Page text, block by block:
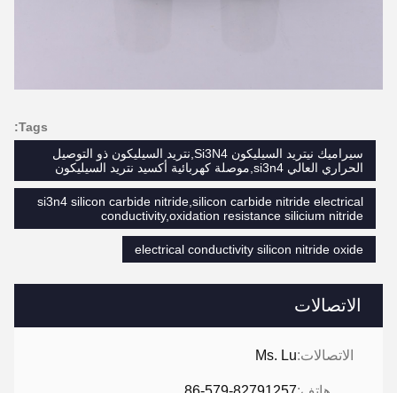
الاتصالات
الاتصالات:Ms. Lu
Tags:
سيراميك نيتريد السيليكون Si3N4,نتريد السيليكون ذو التوصيل
الحراري العالي si3n4,موصلة كهربائية أكسيد نتريد السيليكون
si3n4 silicon carbide nitride,silicon carbide nitride electrical
conductivity,oxidation resistance silicium nitride
electrical conductivity silicon nitride oxide